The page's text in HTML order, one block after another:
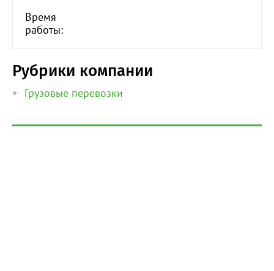
Время
работы:
Рубрики компании
Грузовые перевозки